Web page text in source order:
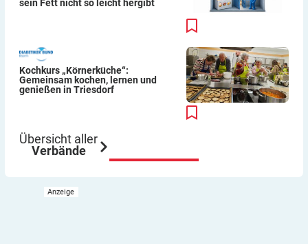
sein Fett nicht so leicht hergibt
Kochkurs „Körnerküche“:
Gemeinsam kochen, lernen und
genießen in Triesdorf
Übersicht aller
Verbände